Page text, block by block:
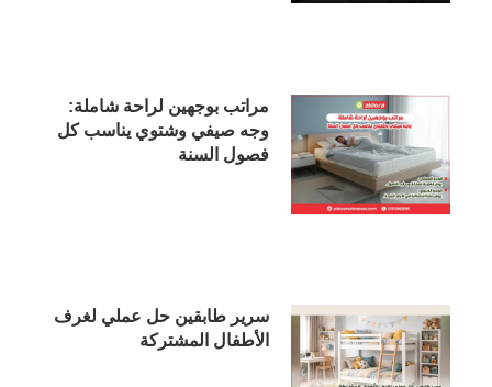
مراتب بوجهين لراحة شاملة:
وجه صيفي وشتوي يناسب كل
فصول السنة
سرير طابقين حل عملي لغرف
الأطفال المشتركة